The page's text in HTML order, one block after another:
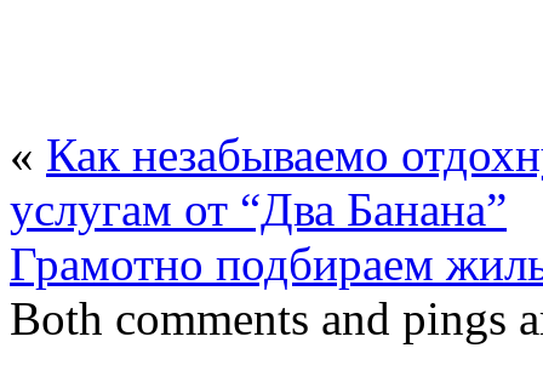
« Как незабываемо
услугам от “Два Банана”
Грамотно подбираем
Both comments and pings